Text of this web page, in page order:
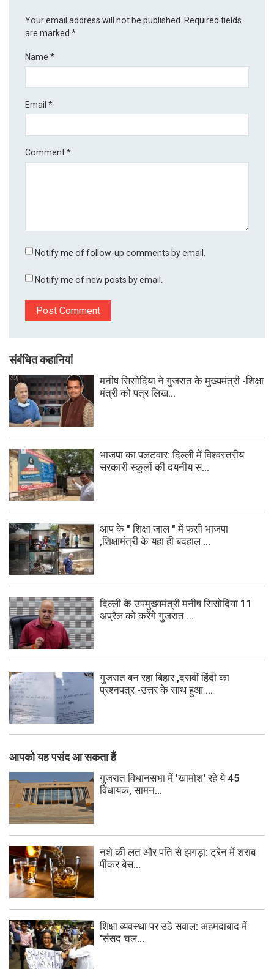
Your email address will not be published.
Required fields
are marked*
Name*
Email*
Comment*
Notify me of follow-up comments by email.
Notify me of new posts by email.
संबंधित कहानियां
मनीष सिसोदिया ने गुजरात के मुख्यमंत्री -शिक्षा
मंत्री को पत्र लिख...
भाजपा का पलटवार: दिल्ली में विश्वस्तरीय
सरकारी स्कूलों की दयनीय स...
आप के " शिक्षा जाल " में फसी भाजपा
,शिक्षामंत्री के यहा ही बदहाल ...
दिल्ली के उपमुख्यमंत्री मनीष सिसोदिया 11
अप्रैल को करेंगे गुजरात ...
गुजरात बन रहा बिहार ,दसवीं हिंदी का
प्रश्नपत्र -उत्तर के साथ हुआ ...
आपको यह पसंद आ सकता हैं
गुजरात विधानसभा में 'खामोश' रहे ये 45
विधायक, सामन...
नशे की लत और पति से झगड़ा: ट्रेन में शराब
पीकर बेस...
शिक्षा व्यवस्था पर उठे सवाल: अहमदाबाद में
'संसद चल...